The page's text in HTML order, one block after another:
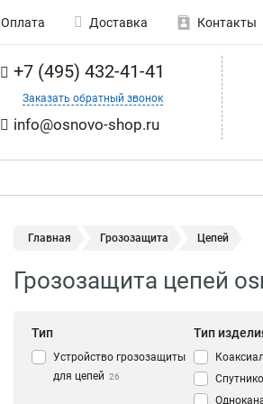
Оплата Доставка Контакты
+7 (495) 432-41-41
Заказать обратный звонок
info@osnovo-shop.ru
Главная Грозозащита Цепей
Грозозащита цепей
Тип
Устройство грозозащиты
для цепей 26
Тип